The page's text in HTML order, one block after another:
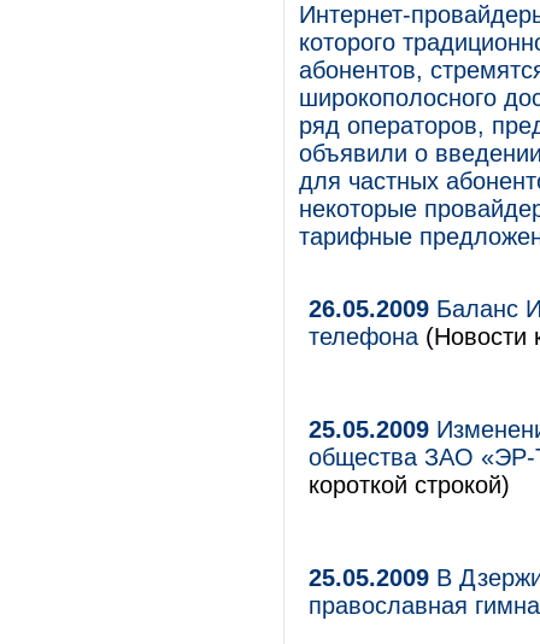
Интернет-
которого
абонентов,
широкополосного
ряд операторов,
объявили о
для частных
некоторые
тарифные
26.05.2009 Баланс
телефона (Новости
25.05.2009
общества ЗАО «ЭР-
короткой строкой)
25.05.2009 В
православная